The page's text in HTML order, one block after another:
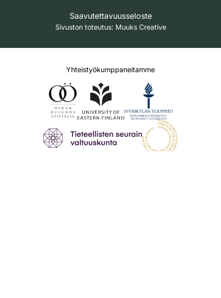
Saavutettavuusseloste
Sivuston toteutus: Muuks Creative
Yhteistyökumppaneitamme